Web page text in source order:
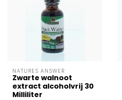
NATURES ANSWER
Zwarte walnoot
extract alcoholvrij 30
Milliliter